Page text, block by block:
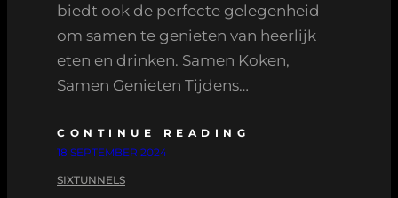
biedt ook de perfecte gelegenheid
om samen te genieten van heerlijk
eten en drinken. Samen Koken,
Samen Genieten Tijdens…
CONTINUE READING
18 SEPTEMBER 2024
SIXTUNNELS